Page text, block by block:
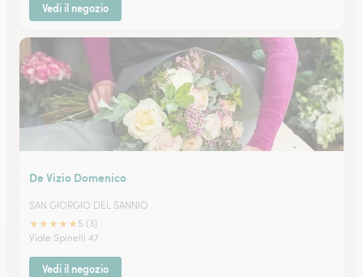
Vedi il negozio
De Vizio Domenico
SAN GIORGIO DEL SANNIO
★★★★★ 5 (3)
Viale Spinelli 47
Vedi il negozio